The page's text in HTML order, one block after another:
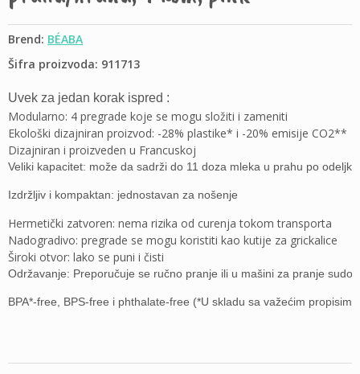
Brend: BÉABA
Šifra proizvoda: 911713
Uvek za jedan korak ispred :
Modularno: 4 pregrade koje se mogu složiti i zameniti
Ekološki dizajniran proizvod: -28% plastike* i -20% emisije CO2**
Dizajniran i proizveden u Francuskoj
Veliki kapacitet: može da sadrži do 11 doza mleka u prahu po odeljku
Izdržljiv i kompaktan: jednostavan za nošenje
Hermetički zatvoren: nema rizika od curenja tokom transporta
Nadogradivo: pregrade se mogu koristiti kao kutije za grickalice
Široki otvor: lako se puni i čisti
Održavanje: Preporučuje se ručno pranje ili u mašini za pranje
BPA*-free, BPS-free i phthalate-free (*U skladu sa važećim